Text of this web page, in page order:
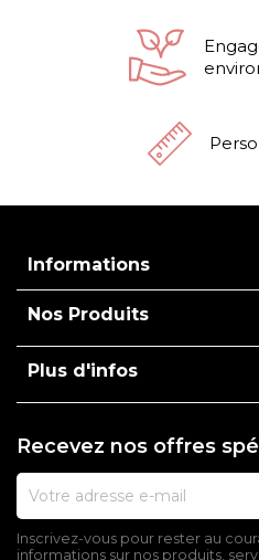
Informations
Nos Produits
Plus d'infos
Recevez nos offres
Inscrivez-vous pour rester au
informations sur nos produits,